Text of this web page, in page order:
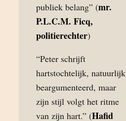
publiek belang” (mr.
P.L.C.M. Ficq,
politierechter)
“Peter schrijft
hartstochtelijk, natuurlijk
beargumenteerd, maar
zijn stijl volgt het ritme
van zijn hart.” (Hafid